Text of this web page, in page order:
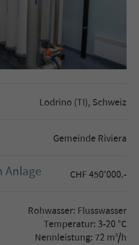
Lodrino (TI), Schweiz
Gemeinde Riviera
Anlage CHF 450'000.-
Rohwasser: Flusswasser
Temperatur: 3-20 °C
Nennleistung: 72 m3/h